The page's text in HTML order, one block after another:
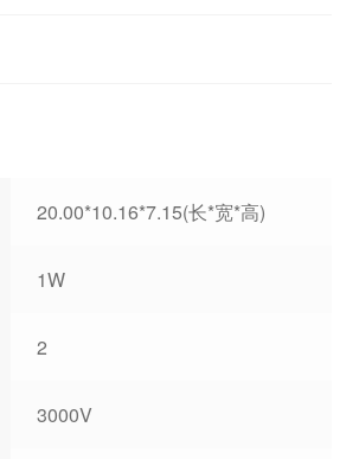
20.00*10.16*7.15(长*宽*高)
1W
2
3000V